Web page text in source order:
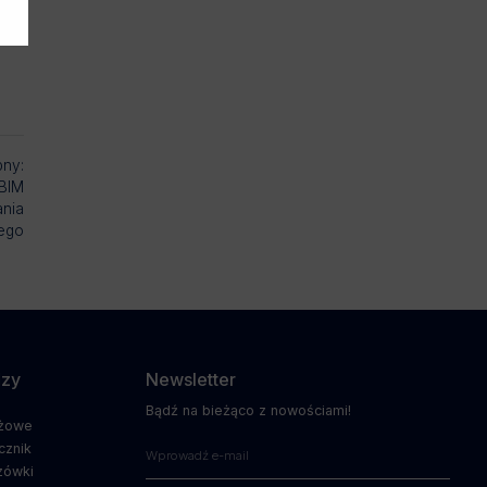
Newsletter
Bądź na bieżąco z nowościami!